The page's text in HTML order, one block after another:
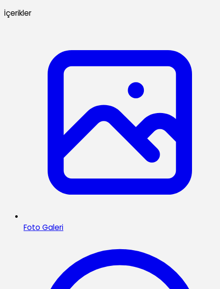
İçerikler
Foto Galeri